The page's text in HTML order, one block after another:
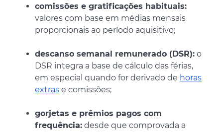
comissões e gratificações habituais:
valores com base em médias mensais
proporcionais ao período aquisitivo;
descanso semanal remunerado (DSR): o
DSR integra a base de cálculo das férias,
em especial quando for derivado de horas
extras e comissões;
gorjetas e prêmios pagos com
frequência: desde que comprovada a